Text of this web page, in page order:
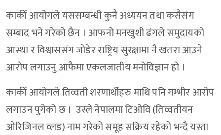
कार्की आयोगले यससम्बन्धी कुनै अध्ययन तथा कसैसंग
सम्बाद भने गरेको छैन । आफनो मनखुशी ढंगले समुदायको
आस्था र विश्वाससंग जोडेर राष्ट्रिय सुरक्षामा नै खतरा आउने
आरोप लगाउनु आफैमा एकलजातीय मनोविज्ञान हो ।
कार्की आयोगले तिव्वती शरणार्थीहरु माथि पनि गम्भीर आरोप
लगाउन पुगेको छ । उस्ले नेपालमा टिओवि (तिव्वतीयन
ओरिजिनल व्लड) नाम गरेको समूह सक्रिय रहेको भन्दै यस्ता